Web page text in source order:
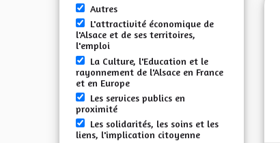
Autres
L'attractivité économique de
l'Alsace et de ses territoires,
l'emploi
La Culture, l'Education et le
rayonnement de l'Alsace en France
et en Europe
Les services publics en
proximité
Les solidarités, les soins et les
liens, l'implication citoyenne